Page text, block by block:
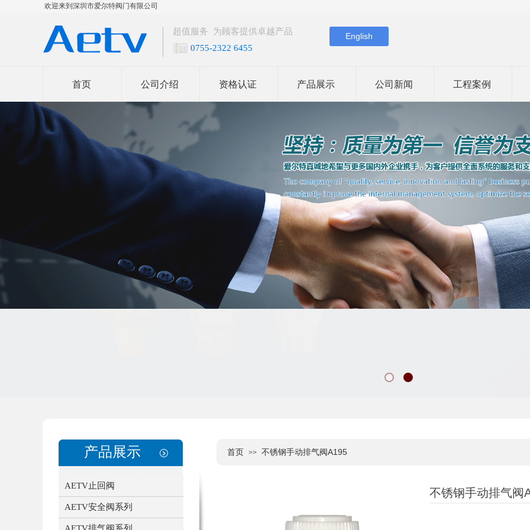
欢迎来到深圳市爱尔特阀门有限公司
超值服务 为顾客提供卓越产品
English
0755-2322 6455
首页 公司介绍 资格认证 产品展示 公司新闻 工程案例
产品展示 首页 >> 不锈钢手动排气阀A195
不锈钢手动排气阀
AETV止回阀
AETV安全阀系列